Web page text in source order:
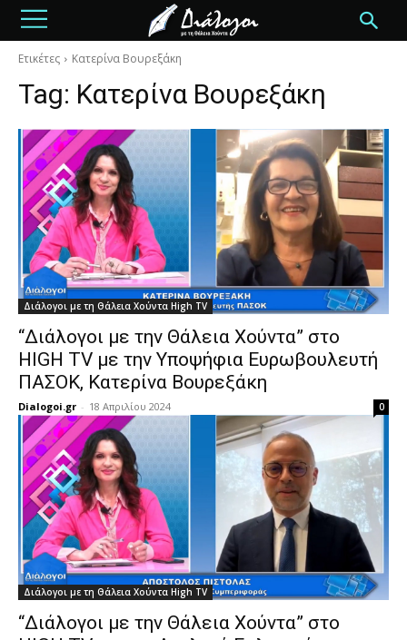
Ετικέτες Κατερίνα Βουρεξάκη
Tag: Κατερίνα Βουρεξάκη
Διάλογοι με τη Θάλεια Χούντα High TV
“Διάλογοι με την Θάλεια Χούντα” στο
HIGH TV με την Υποψήφια Ευρωβουλευτή
ΠΑΣΟΚ, Κατερίνα Βουρεξάκη
Dialogoi.gr - 18 Απριλίου 2024 0
Διάλογοι με τη Θάλεια Χούντα High TV
“Διάλογοι με την Θάλεια Χούντα” στο